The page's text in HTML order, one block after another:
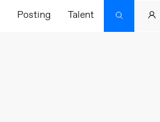
Posting Talent